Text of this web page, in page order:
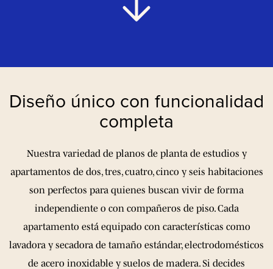
Diseño único con funcionalidad
completa
Nuestra variedad de planos de planta de estudios y
apartamentos de dos, tres, cuatro, cinco y seis habitaciones
son perfectos para quienes buscan vivir de forma
independiente o con compañeros de piso. Cada
apartamento está equipado con características como
lavadora y secadora de tamaño estándar, electrodomésticos
de acero inoxidable y suelos de madera. Si decides